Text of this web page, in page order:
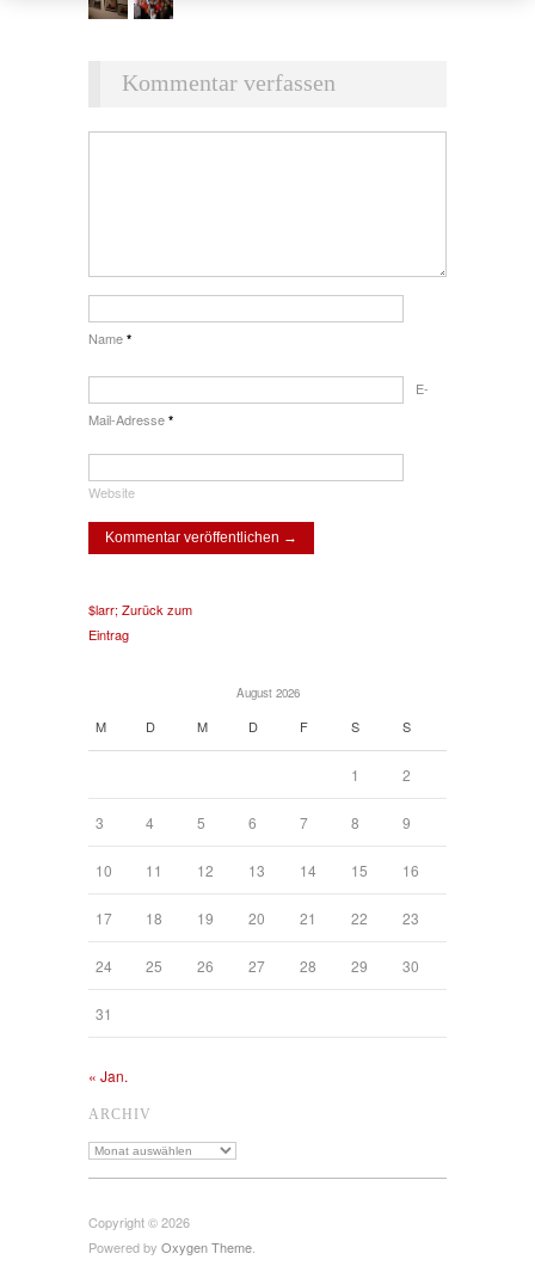
Kommentar verfassen
Name *
E-
Mail-Adresse *
Website
$larr; Zurück zum
Eintrag
August 2026
M D M D F S S
1 2
3 4 5 6 7 8 9
10 11 12 13 14 15 16
17 18 19 20 21 22 23
24 25 26 27 28 29 30
31
« Jan.
ARCHIV
Archiv
Copyright © 2026
Powered by Oxygen Theme.